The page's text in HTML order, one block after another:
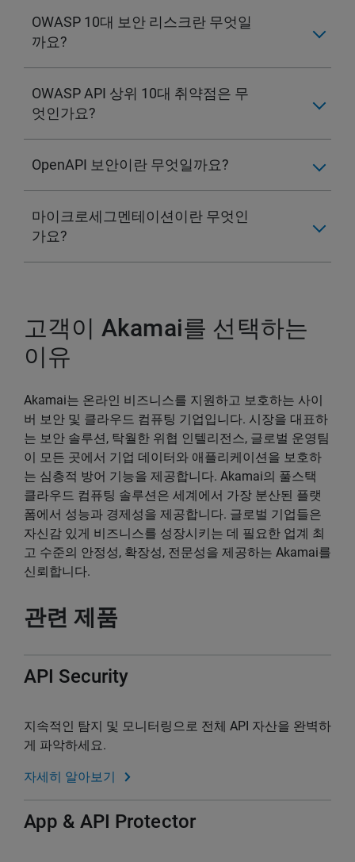
OWASP 10대 보안 리스크란 무엇일
까요?
OWASP API 상위 10대 취약점은 무
엇인가요?
OpenAPI 보안이란 무엇일까요?
마이크로세그멘테이션이란 무엇인
가요?
고객이 Akamai를 선택하는
이유
Akamai는 온라인 비즈니스를 지원하고 보호하는 사이
버 보안 및 클라우드 컴퓨팅 기업입니다. 시장을 대표하
는 보안 솔루션, 탁월한 위협 인텔리전스, 글로벌 운영팀
이 모든 곳에서 기업 데이터와 애플리케이션을 보호하
는 심층적 방어 기능을 제공합니다. Akamai의 풀스택
클라우드 컴퓨팅 솔루션은 세계에서 가장 분산된 플랫
폼에서 성능과 경제성을 제공합니다. 글로벌 기업들은
자신감 있게 비즈니스를 성장시키는 데 필요한 업계 최
고 수준의 안정성, 확장성, 전문성을 제공하는 Akamai를
신뢰합니다.
관련 제품
API Security
지속적인 탐지 및 모니터링으로 전체 API 자산을 완벽하
게 파악하세요.
자세히 알아보기
App & API Protector